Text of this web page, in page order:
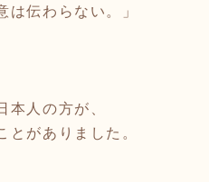
伝わらない。」
本人の方が、
とがありました。